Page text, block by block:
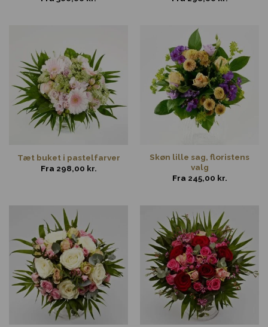
Tæt buket i pastelfarver
Fra 298,00 kr.
Skøn lille sag, floristens
valg
Fra 245,00 kr.